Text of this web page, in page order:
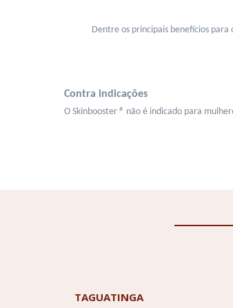
Dentre os principais benefícios
Contra indicações
O Skinbooster ® não é indicado para
TAGUATINGA